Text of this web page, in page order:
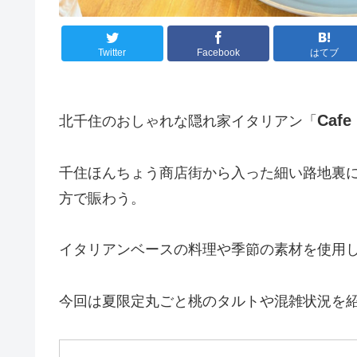
Twitter Facebook はてブ
北千住のおしゃれな隠れ家イタリアン「 Cafe
千住ほんちょう商店街から入った細い路地裏
方で賑わう。
イタリアンベースの料理や季節の素材を使用
今回は夏限定丸ごと桃のタルトや混雑状況を